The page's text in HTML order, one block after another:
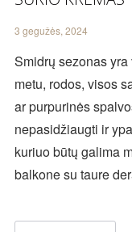
3 gegužės, 2024
Smidrų sezonas
metu, rodos, visos
ar purpurinės
nepasidžiaugti ir
kuriuo būtų galima
balkone su taure